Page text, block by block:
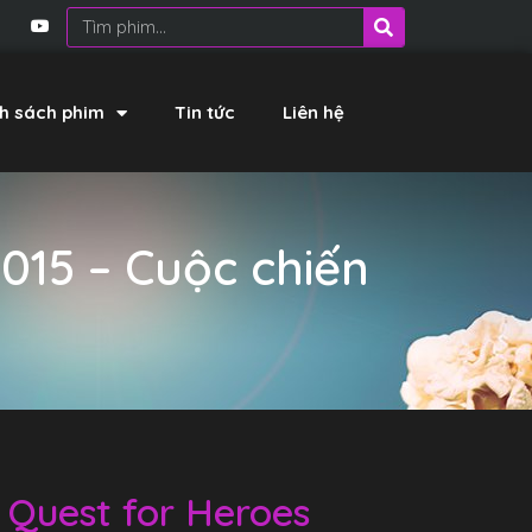
sách phim Tin tức Liên hệ
– Cuộc chiến
for Heroes